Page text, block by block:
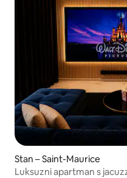
Stan – Saint-Maurice
Luksuzni apartman s